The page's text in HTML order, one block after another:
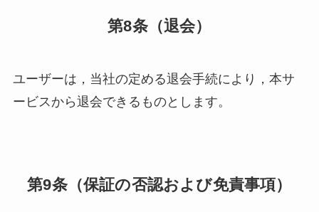
第8条（退会）
ユーザーは，当社の定める退会手続により，本サ
ービスから退会できるものとします。
第9条（保証の否認および免責事項）